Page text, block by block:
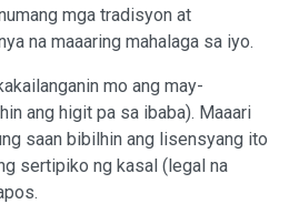
mga tradisyon at
na maaaring mahalaga sa iyo.
mo ang may-
ang higit pa sa ibaba). Maaari
saan bibilhin ang lisensyang ito
sertipiko ng kasal (legal na